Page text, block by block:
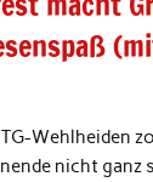
Wehlheiden
nicht ganz